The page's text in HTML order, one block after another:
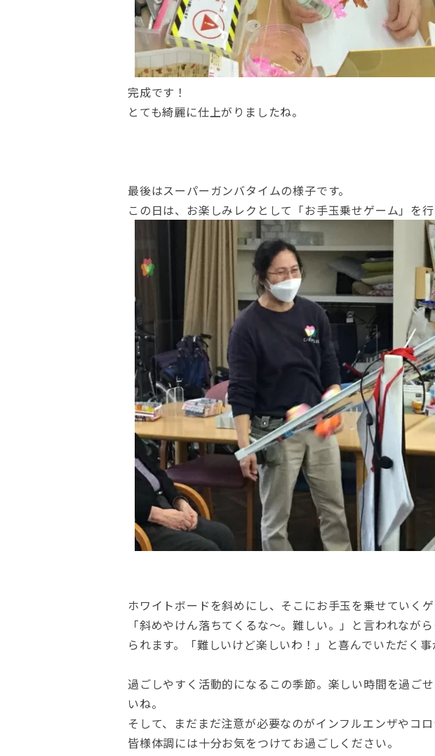
完成です！
とても綺麗に仕上がりましたね。
最後はスーパーガンバタイムの様子です。
この日は、お楽しみレクとして「お手玉乗せゲーム」を行
ホワイトボードを斜めにし、そこにお手玉を乗せていくゲ
「斜めやけん落ちてくるな〜。難しい。」と言われな
られます。「難しいけど楽しいわ！」と喜んでいただく事
過ごしやすく活動的になるこの季節。楽しい時間を過ご
いね。
そして、まだまだ注意が必要なのがインフルエンザやコロ
皆様体調には十分お気をつけてお過ごしください。